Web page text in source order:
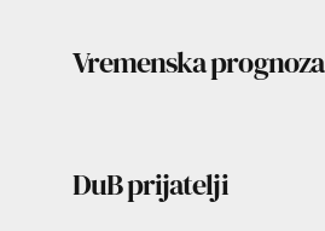
Vremenska prognoza
DuB prijatelji